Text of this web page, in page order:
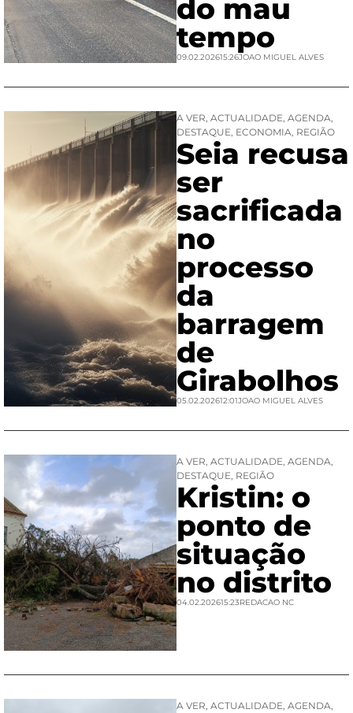
do mau
tempo
09.02.202615:26JOAO MIGUEL ALVES
A VER, ACTUALIDADE, AGENDA,
DESTAQUE, ECONOMIA, REGIÃO
Seia recusa
ser
sacrificada
no
processo
da
barragem
de
Girabolhos
05.02.202612:01JOAO MIGUEL ALVES
A VER, ACTUALIDADE, AGENDA,
DESTAQUE, REGIÃO
Kristin: o
ponto de
situação
no distrito
04.02.202615:23REDACAO NC
A VER, ACTUALIDADE, AGENDA,